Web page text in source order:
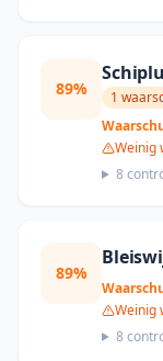
89%
1
Weinig
8
89%
Weinig
8